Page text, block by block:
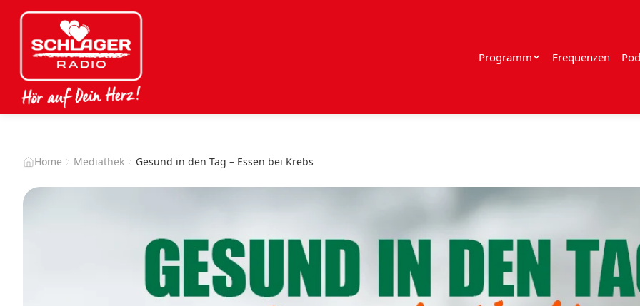
Programm Frequenzen
Home Mediathek Gesund in den Tag – Essen bei Krebs